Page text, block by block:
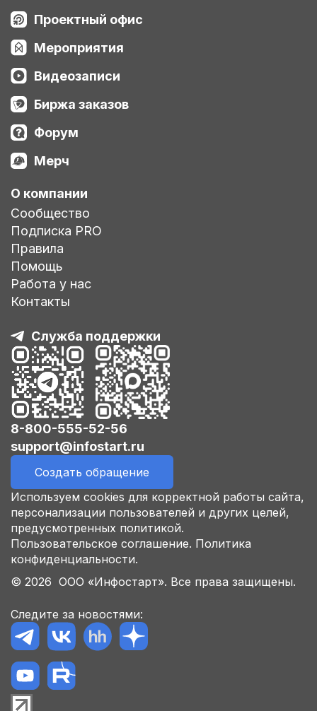
Проектный офис
Мероприятия
Видеозаписи
Биржа заказов
Форум
Мерч
О компании
Сообщество
Подписка PRO
Правила
Помощь
Работа у нас
Контакты
Служба поддержки
8-800-555-52-56
support@infostart.ru
Создать обращение
Используем cookies для корректной работы сайта,
персонализации пользователей и других целей,
предусмотренных политикой.
Пользовательское соглашение. Политика
конфиденциальности.
© 2026 ООО «Инфостарт». Все права защищены.
Следите за новостями: